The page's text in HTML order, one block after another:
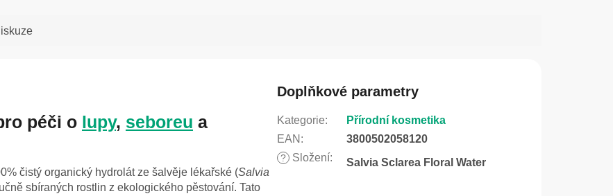
péči o lupy, seboreu a
čistý organický hydrolát ze šalvěje lékařské (Salvia
sbíraných rostlin z ekologického pěstování. Tato
Doplňkové parametry
Kategorie:
Přírodní kosmetika
EAN : 3800502058120
? Složení: Salvia Sclarea Floral Water